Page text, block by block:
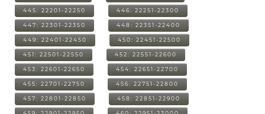
445: 22201-22250 446: 22251-22300
447: 22301-22350 448: 22351-22400
449: 22401-22450 450: 22451-22500
451: 22501-22550 452: 22551-22600
453: 22601-22650 454: 22651-22700
455: 22701-22750 456: 22751-22800
457: 22801-22850 458: 22851-22900